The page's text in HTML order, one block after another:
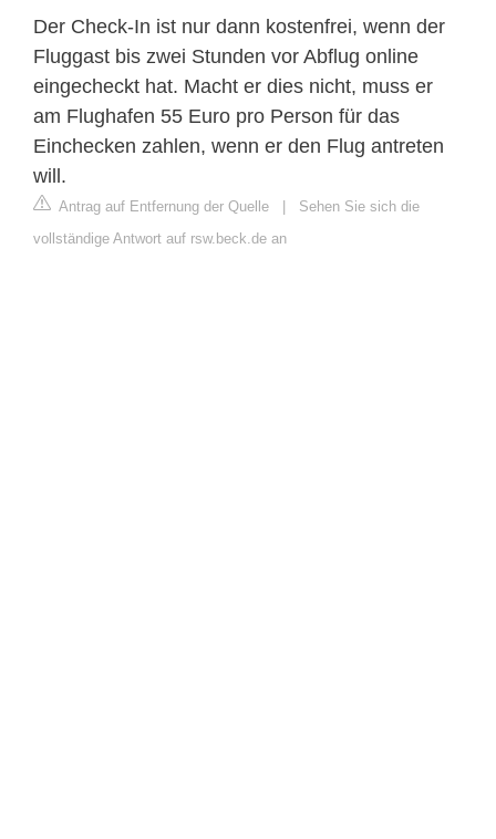
Der Check-In ist nur dann kostenfrei, wenn der
Fluggast bis zwei Stunden vor Abflug online
eingecheckt hat. Macht er dies nicht, muss er
am Flughafen 55 Euro pro Person für das
Einchecken zahlen, wenn er den Flug antreten
will.
Antrag auf Entfernung der Quelle | Sehen Sie sich die
vollständige Antwort auf rsw.beck.de an